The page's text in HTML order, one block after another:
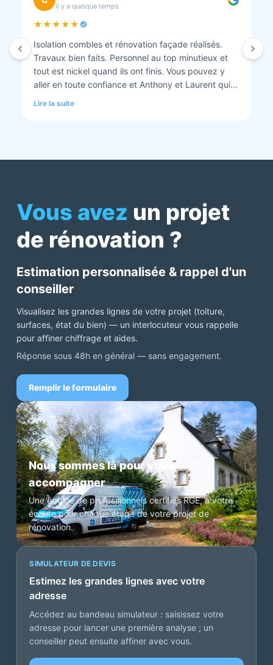
il y a quelque temps
★★★★★
Isolation combles et rénovation façade réalisés.
Travaux bien faits. Personnel au top minutieux et
tout est nickel quand ils ont finis. Vous pouvez y
aller en toute confiance et Anthony et Laurent qui
Lire la suite
Vous avez un projet
de rénovation ?
Estimation personnalisée & rappel d'un
conseiller
Visualisez les grandes lignes de votre projet (toiture,
surfaces, état du bien) — un interlocuteur vous rappelle
pour affiner chiffrage et aides.
Réponse sous 48h en général — sans engagement.
Remplir le formulaire
Nous sommes là pour vous
accompagner
Une équipe de professionnels certifiés RGE, à votre
écoute pour chaque étape de votre projet de
rénovation.
SIMULATEUR DE DEVIS
Estimez les grandes lignes avec votre
adresse
Accédez au bandeau simulateur : saisissez votre
adresse pour lancer une première analyse ; un
conseiller peut ensuite affiner avec vous.